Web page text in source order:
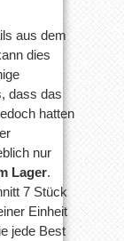
aus dem
dies
dass das
hatten
nur
Lager.
7 Stück
Einheit
jede Best